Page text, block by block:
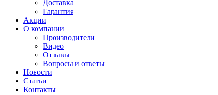
Доставка
Гарантия
Акции
О компании
Производители
Видео
Отзывы
Вопросы и ответы
Новости
Статьи
Контакты